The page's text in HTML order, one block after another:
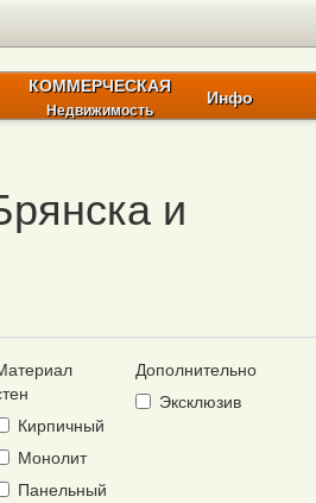
КОММЕРЧЕСКАЯ
Недвижимость
Инфо
и
Кирпичный
Монолит
Панельный
Дополнительно
Эксклюзив